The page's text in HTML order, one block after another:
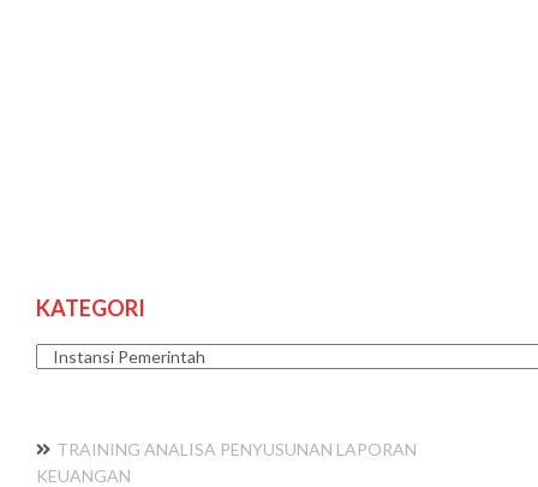
KATEGORI
Kategori
TRAINING ANALISA PENYUSUNAN LAPORAN
KEUANGAN